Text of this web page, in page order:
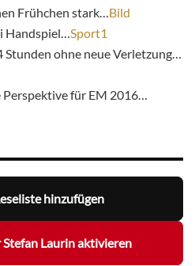
Frühchen stark… Bild
Sport1
Stunden ohne neue Verletzung…
für EM 2016…
hinzufügen
Laurin aktivieren